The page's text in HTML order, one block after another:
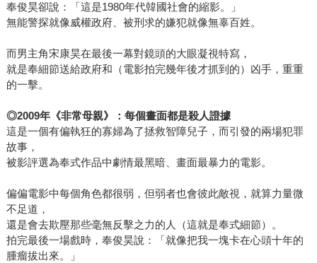
奉俊昊卻說：「這是1980年代韓國社會的縮影。」
無能警探就像威權政府、被刑求的嫌犯就像無辜百姓。
而男主角宋康昊在最後一幕對鏡頭的大眼凝視特寫，
就是奉細節送給政府和（電影拍完幾年後才抓到的）凶手，重重
的一擊。
◎2009年《非常母親》：每個畫面都是殺人證據
這是一個有偏執狂的寡婦為了拯救智障兒子，而引發的兩場犯罪
故事，
被影評選為奉式作品中劇情最黑暗、畫面最暴力的電影。
偏偏電影中每個角色都很弱，但弱者也會彼此敵視，就算力量微
不足道，
還是會去欺壓那些毫無反擊之力的人（這就是奉式細節）。
拍完最後一場戲時，奉俊昊說：「就像把我一塊卡在心頭十年的
腫瘤拔出來。」